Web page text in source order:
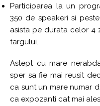
Participarea la un
350 de speakeri si
asista pe durata celor 4
targului.
Astept cu mare
sper sa fie mai reusit
ca sunt un mare numar
ca expozanti cat mai